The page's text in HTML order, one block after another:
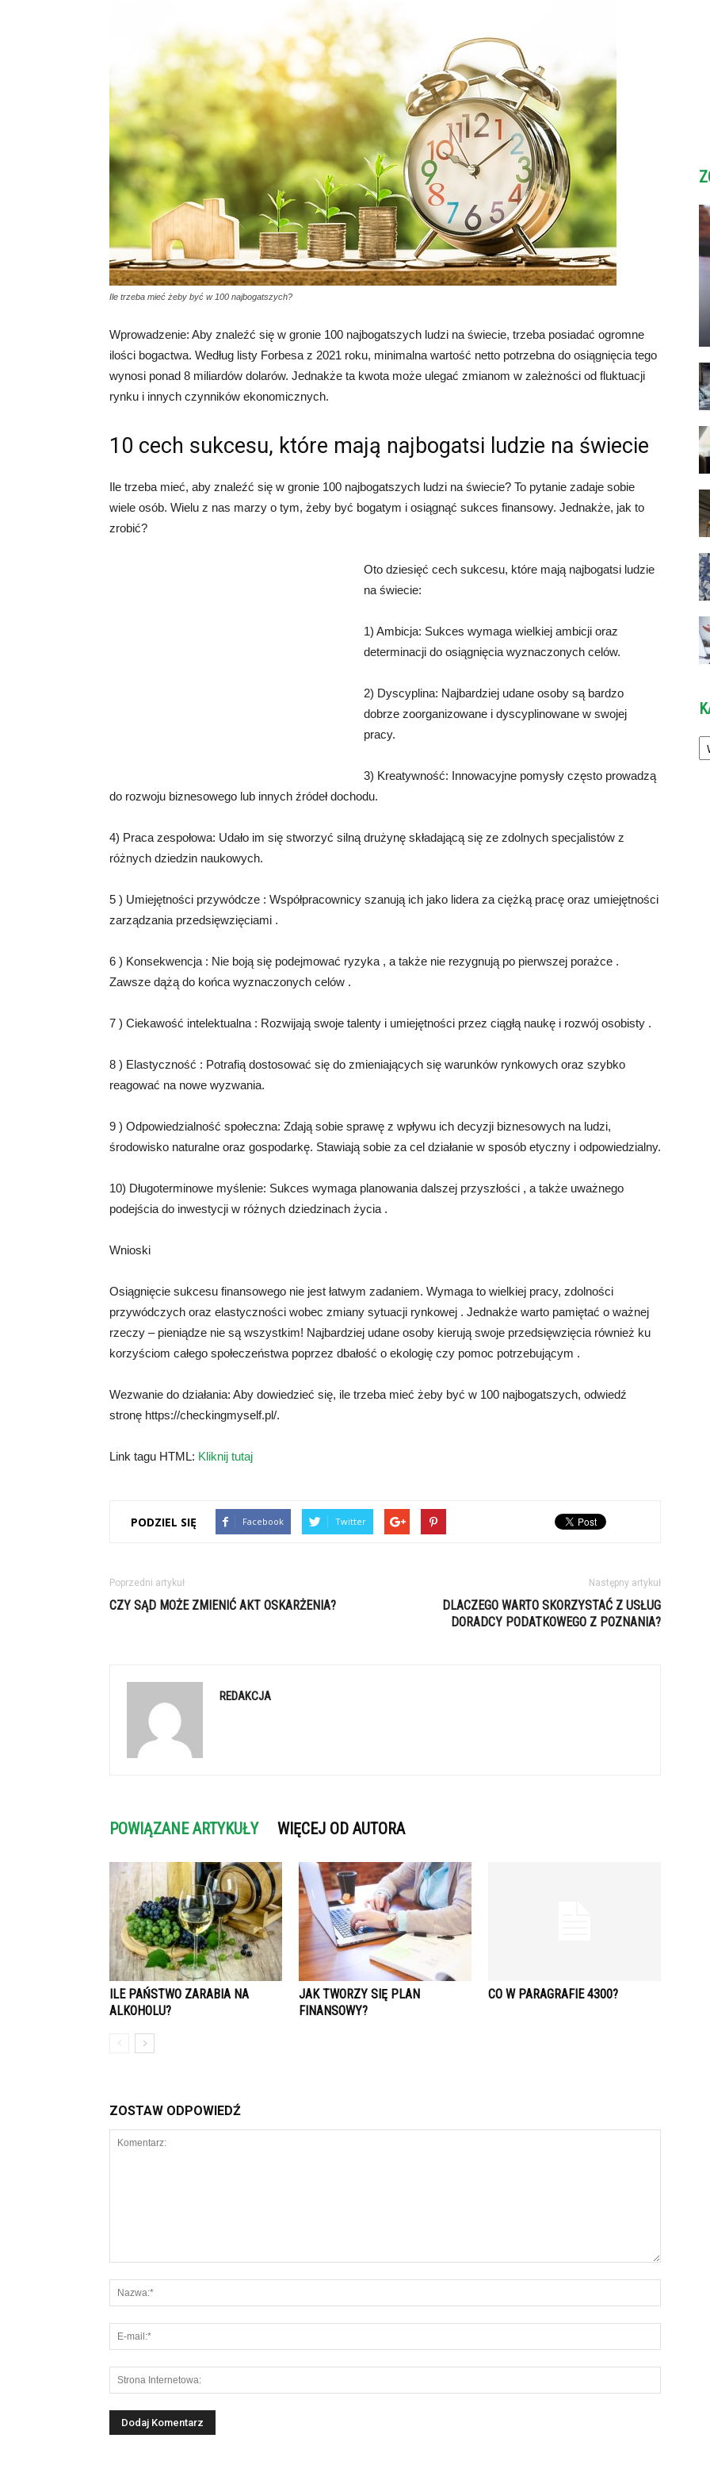
Ile trzeba mieć żeby być w 100 najbogatszych?
Wprowadzenie: Aby znaleźć się w gronie 100 najbogatszych ludzi na świecie, trzeba posiadać ogromne
ilości bogactwa. Według listy Forbesa z 2021 roku, minimalna wartość netto potrzebna do osiągnięcia tego
wynosi ponad 8 miliardów dolarów. Jednakże ta kwota może ulegać zmianom w zależności od fluktuacji
rynku i innych czynników ekonomicznych.
10 cech sukcesu, które mają najbogatsi ludzie na świecie
Ile trzeba mieć, aby znaleźć się w gronie 100 najbogatszych ludzi na świecie? To pytanie zadaje sobie
wiele osób. Wielu z nas marzy o tym, żeby być bogatym i osiągnąć sukces finansowy. Jednakże, jak to
zrobić?
Oto dziesięć cech sukcesu, które mają najbogatsi ludzie
na świecie:
1) Ambicja: Sukces wymaga wielkiej ambicji oraz
determinacji do osiągnięcia wyznaczonych celów.
2) Dyscyplina: Najbardziej udane osoby są bardzo
dobrze zoorganizowane i dyscyplinowane w swojej
pracy.
3) Kreatywność: Innowacyjne pomysły często prowadzą
do rozwoju biznesowego lub innych źródeł dochodu.
4) Praca zespołowa: Udało im się stworzyć silną drużynę składającą się ze zdolnych specjalistów z
różnych dziedzin naukowych.
5 ) Umiejętności przywódcze : Współpracownicy szanują ich jako lidera za ciężką pracę oraz umiejętności
zarządzania przedsięwzięciami .
6 ) Konsekwencja : Nie boją się podejmować ryzyka , a także nie rezygnują po pierwszej porażce .
Zawsze dążą do końca wyznaczonych celów .
7 ) Ciekawość intelektualna : Rozwijają swoje talenty i umiejętności przez ciągłą naukę i rozwój osobisty .
8 ) Elastyczność : Potrafią dostosować się do zmieniających się warunków rynkowych oraz szybko
reagować na nowe wyzwania.
9 ) Odpowiedzialność społeczna: Zdają sobie sprawę z wpływu ich decyzji biznesowych na ludzi,
środowisko naturalne oraz gospodarkę. Stawiają sobie za cel działanie w sposób etyczny i odpowiedzialny.
10) Długoterminowe myślenie: Sukces wymaga planowania dalszej przyszłości , a także uważnego
podejścia do inwestycji w różnych dziedzinach życia .
Wnioski
Osiągnięcie sukcesu finansowego nie jest łatwym zadaniem. Wymaga to wielkiej pracy, zdolności
przywódczych oraz elastyczności wobec zmiany sytuacji rynkowej . Jednakże warto pamiętać o ważnej
rzeczy – pieniądze nie są wszystkim! Najbardziej udane osoby kierują swoje przedsięwzięcia również ku
korzyściom całego społeczeństwa poprzez dbałość o ekologię czy pomoc potrzebującym .
Wezwanie do działania: Aby dowiedzieć się, ile trzeba mieć żeby być w 100 najbogatszych, odwiedź
stronę https://checkingmyself.pl/.
Link tagu HTML: Kliknij tutaj
PODZIEL SIĘ Facebook Twitter
Poprzedni artykuł
CZY SĄD MOŻE ZMIENIĆ AKT OSKARŻENIA?
Następny artykuł
DLACZEGO WARTO SKORZYSTAĆ Z USŁUG
DORADCY PODATKOWEGO Z POZNANIA?
REDAKCJA
POWIĄZANE ARTYKUŁY WIĘCEJ OD AUTORA
ILE PAŃSTWO ZARABIA NA
ALKOHOLU?
JAK TWORZY SIĘ PLAN
FINANSOWY?
CO W PARAGRAFIE 4300?
ZOSTAW ODPOWIEDŹ